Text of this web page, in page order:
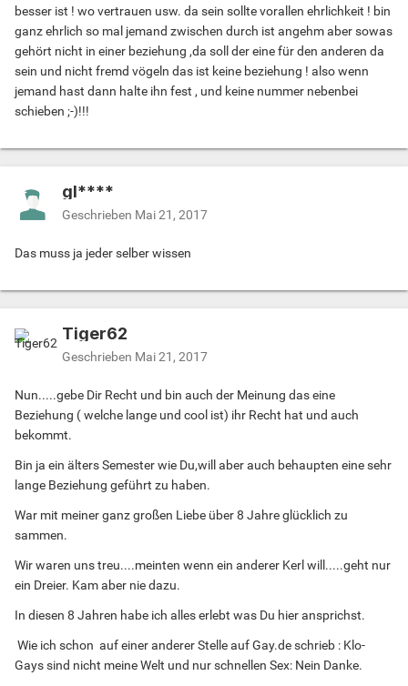
besser ist ! wo vertrauen usw. da sein sollte vorallen ehrlichkeit ! bin
ganz ehrlich so mal jemand zwischen durch ist angehm aber sowas
gehört nicht in einer beziehung ,da soll der eine für den anderen da
sein und nicht fremd vögeln das ist keine beziehung ! also wenn
jemand hast dann halte ihn fest , und keine nummer nebenbei
schieben ;-)!!!
gl****
Geschrieben Mai 21, 2017
Das muss ja jeder selber wissen
Tiger62
Geschrieben Mai 21, 2017
Nun.....gebe Dir Recht und bin auch der Meinung das eine
Beziehung ( welche lange und cool ist) ihr Recht hat und auch
bekommt.
Bin ja ein älters Semester wie Du,will aber auch behaupten eine sehr
lange Beziehung geführt zu haben.
War mit meiner ganz großen Liebe über 8 Jahre glücklich zu
sammen.
Wir waren uns treu....meinten wenn ein anderer Kerl will.....geht nur
ein Dreier. Kam aber nie dazu.
In diesen 8 Jahren habe ich alles erlebt was Du hier ansprichst.
Wie ich schon auf einer anderer Stelle auf Gay.de schrieb : Klo-
Gays sind nicht meine Welt und nur schnellen Sex: Nein Danke.